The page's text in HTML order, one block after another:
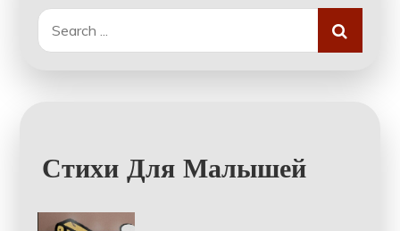
Search
for:
Стихи Для Малышей